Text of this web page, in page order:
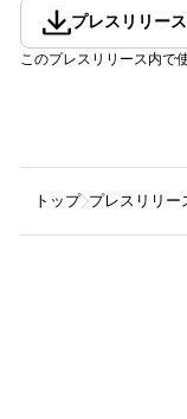
プレスリリー
このプレスリリース内で
トップ プレスリリー